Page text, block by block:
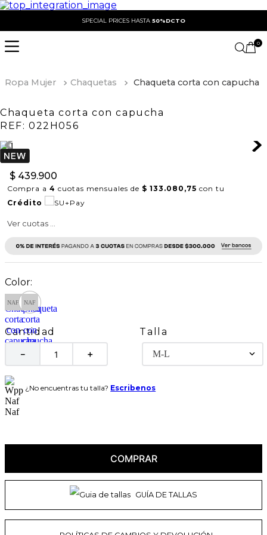
SPECIAL PRICES HASTA 50%DCTO
0
Ropa Mujer Chaquetas Chaqueta corta con capucha
Chaqueta corta con capucha
REF: 022H056
$ 439.900
Compra a 4 cuotas mensuales de $ 133.080,75 con tu
Crédito
Ver cuotas ...
Cantidad
＋
－
Talla
M-L
¿No encuentras tu talla? Escribenos
COMPRAR
GUÍA DE TALLAS